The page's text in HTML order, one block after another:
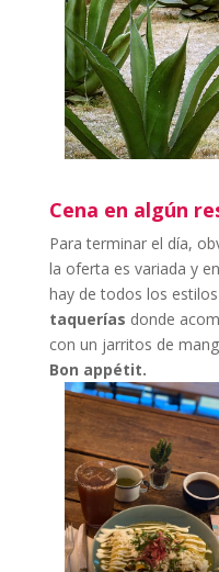
Cena en algún
Para terminar el día,
la oferta es variada y
hay de todos los
taquerías donde
con un jarritos de
Bon appétit.